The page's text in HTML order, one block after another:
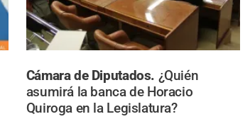
Cámara de Diputados. ¿Quién
asumirá la banca de Horacio
Quiroga en la Legislatura?